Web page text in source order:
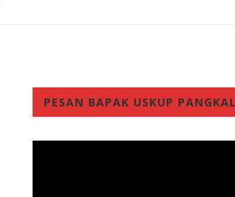
PESAN BAPAK USKUP